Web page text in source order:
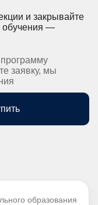
и закрывайте
обучения —
заявку, мы
образования